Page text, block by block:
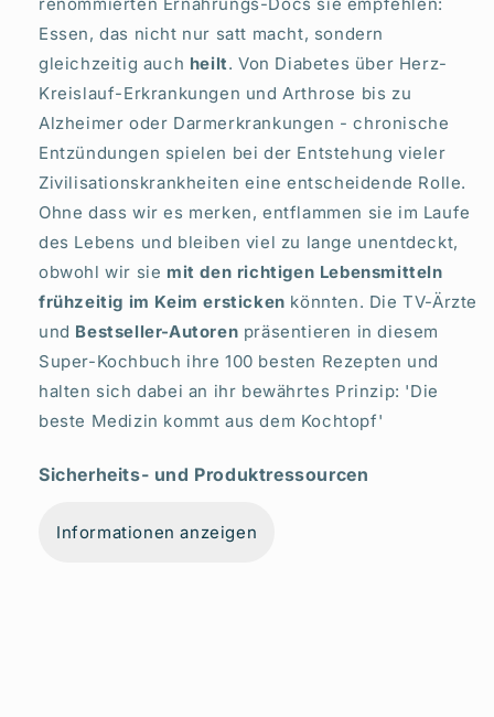
Essen, das nicht nur satt macht, sondern
gleichzeitig auch heilt. Von Diabetes über Herz-
Kreislauf-Erkrankungen und Arthrose bis zu
Alzheimer oder Darmerkrankungen - chronische
Entzündungen spielen bei der Entstehung vieler
Zivilisationskrankheiten eine entscheidende Rolle.
Ohne dass wir es merken, entflammen sie im Laufe
des Lebens und bleiben viel zu lange unentdeckt,
obwohl wir sie mit den richtigen Lebensmitteln
frühzeitig im Keim ersticken könnten. Die TV-Ärzte
und Bestseller-Autoren präsentieren in diesem
Super-Kochbuch ihre 100 besten Rezepten und
halten sich dabei an ihr bewährtes Prinzip: 'Die
beste Medizin kommt aus dem Kochtopf'
Sicherheits- und Produktressourcen
Informationen anzeigen